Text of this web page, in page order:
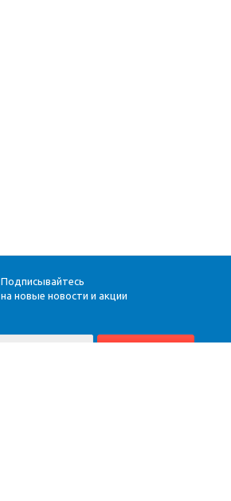
Подписывайтесь
на новые новости и акции